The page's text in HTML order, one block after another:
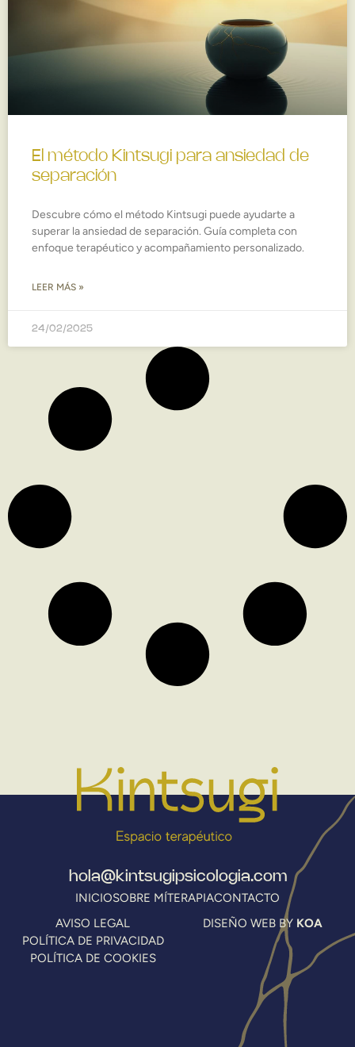
El método Kintsugi para ansiedad de
separación
Descubre cómo el método Kintsugi puede ayudarte a
superar la ansiedad de separación. Guía completa con
enfoque terapéutico y acompañamiento personalizado.
LEER MÁS »
24/02/2025
hola@kintsugipsicologia.com
INICIOSOBRE MÍTERAPIACONTACTO
AVISO LEGAL
POLÍTICA DE PRIVACIDAD
POLÍTICA DE COOKIES
DISEÑO WEB BY KOA